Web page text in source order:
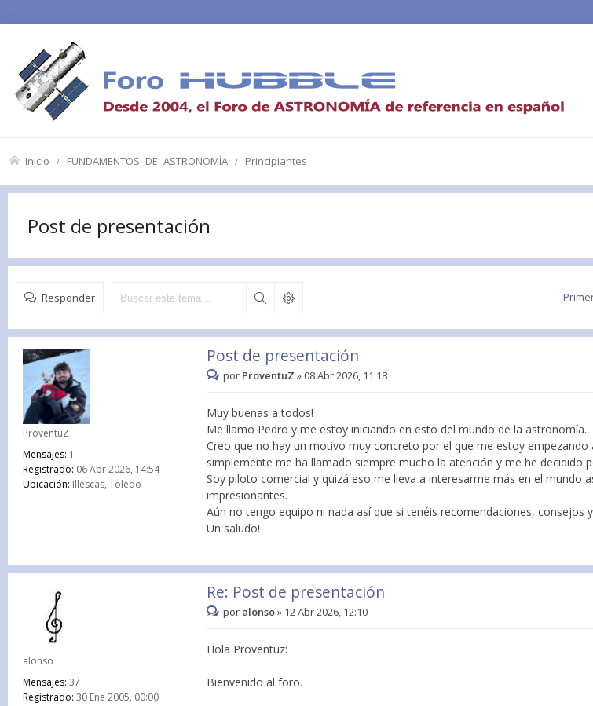
Inicio FUNDAMENTOS DE ASTRONOMÍA Principiantes
Post de presentación
Responder
ProventuZ
Mensajes: 1
Registrado: 06 Abr 2026, 14:54
Ubicación: Illescas, Toledo
Post de presentación
por ProventuZ »08 Abr 2026, 11:18
Muy buenas a todos!
Me llamo Pedro y me estoy iniciando en esto del mundo de la astronomía.
Creo que no hay un motivo muy concreto por el que me estoy
simplemente me ha llamado siempre mucho la atención y me he decidido
Soy piloto comercial y quizá eso me lleva a interesarme más en el mundo
impresionantes.
Aún no tengo equipo ni nada así que si tenéis recomendaciones, consejos
Un saludo!
alonso
Mensajes: 37
Registrado: 30 Ene 2005, 00:00
Re: Post de presentación
por alonso» 12 Abr 2026, 12:10
Hola Proventuz:
Bienvenido al foro.